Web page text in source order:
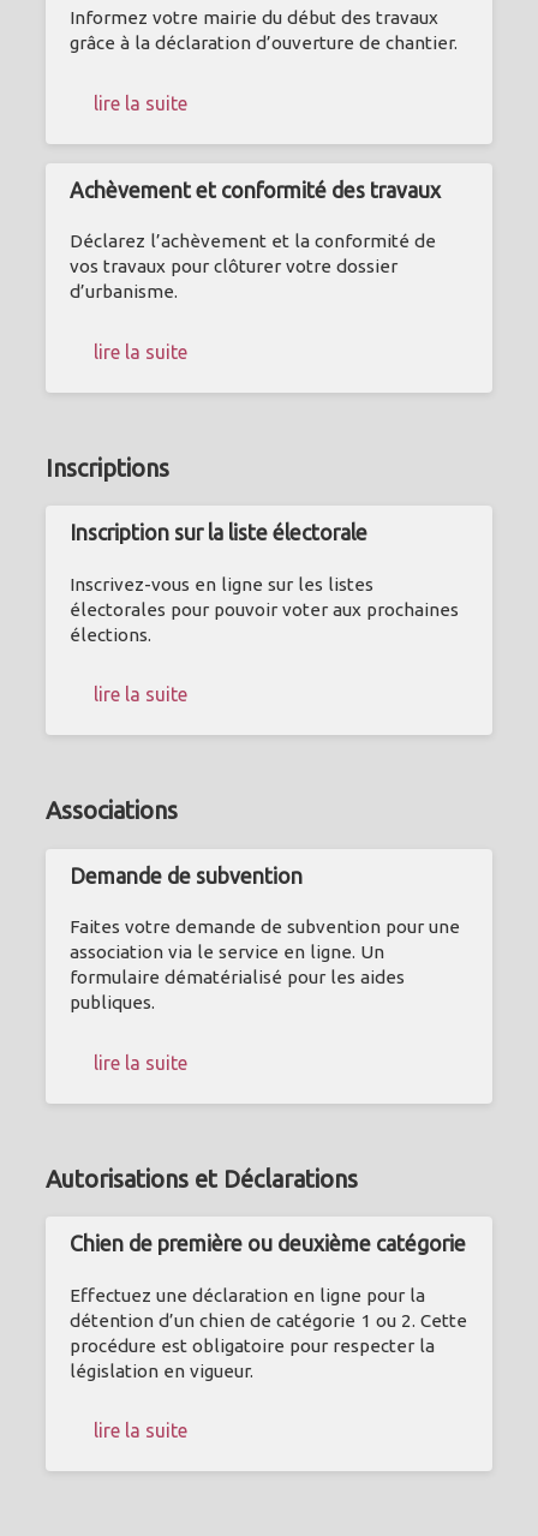
Informez votre mairie du début des travaux
grâce à la déclaration d’ouverture de chantier.
lire la suite
Achèvement et conformité des travaux
Déclarez l’achèvement et la conformité de
vos travaux pour clôturer votre dossier
d’urbanisme.
lire la suite
Inscriptions
Inscription sur la liste électorale
Inscrivez-vous en ligne sur les listes
électorales pour pouvoir voter aux prochaines
élections.
lire la suite
Associations
Demande de subvention
Faites votre demande de subvention pour une
association via le service en ligne. Un
formulaire dématérialisé pour les aides
publiques.
lire la suite
Autorisations et Déclarations
Chien de première ou deuxième catégorie
Effectuez une déclaration en ligne pour la
détention d’un chien de catégorie 1 ou 2. Cette
procédure est obligatoire pour respecter la
législation en vigueur.
lire la suite